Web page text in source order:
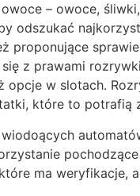
– owoce,
odszukać
proponujące
z prawami
w slotach.
które to potrafią
ma weryfikacje,